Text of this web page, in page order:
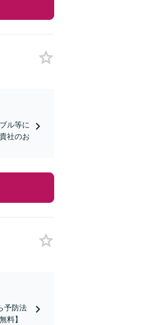
ル等に
社のお
予防法
料】